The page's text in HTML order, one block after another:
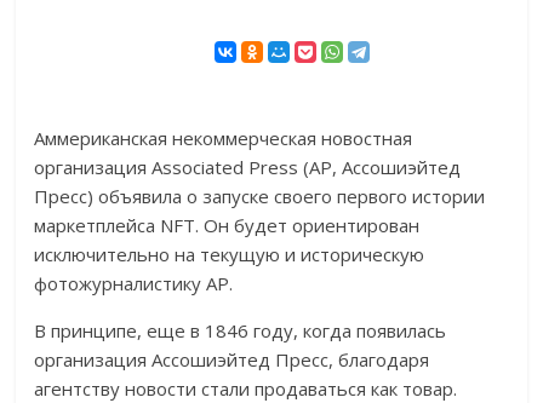
Аммериканская некоммерческая новостная
организация Associated Press (AP, Ассошиэйтед
Пресс) объявила о запуске своего первого истории
маркетплейса NFT. Он будет ориентирован
исключительно на текущую и историческую
фотожурналистику AP.
В принципе, еще в 1846 году, когда появилась
организация Ассошиэйтед Пресс, благодаря
агентству новости стали продаваться как товар.